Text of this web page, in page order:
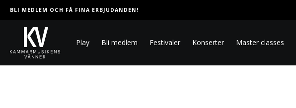
BLI MEDLEM OCH FÅ FINA ERBJUDANDEN!
Play Bli medlem Festivaler Konserter Master classes